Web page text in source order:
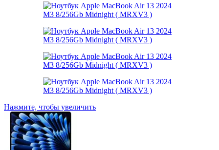
Нажмите, чтобы увеличить